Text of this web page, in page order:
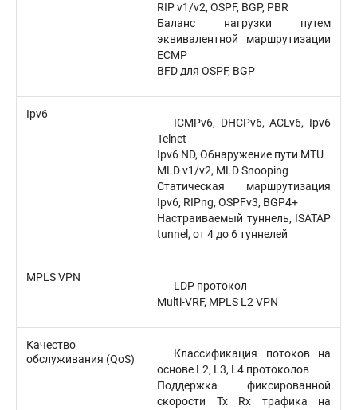
RIP v1/v2, OSPF, BGP, PBR
Баланс нагрузки путем
эквивалентной маршрутизации
ECMP
BFD для OSPF, BGP
Ipv6
ICMPv6, DHCPv6, ACLv6, Ipv6
Telnet
Ipv6 ND, Обнаружение пути MTU
MLD v1/v2, MLD Snooping
Статическая маршрутизация
Ipv6, RIPng, OSPFv3, BGP4+
Настраиваемый туннель, ISATAP
tunnel, от 4 до 6 туннелей
MPLS VPN
LDP протокол
Multi-VRF, MPLS L2 VPN
Качество
обслуживания (QoS)
Классификация потоков на
основе L2, L3, L4 протоколов
Поддержка фиксированной
скорости Tx Rx трафика на